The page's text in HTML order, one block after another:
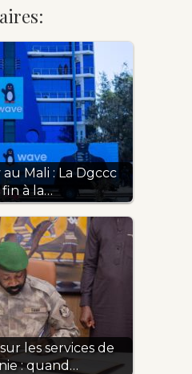
Mali : La Dgccc
à la…
les services de
: quand…